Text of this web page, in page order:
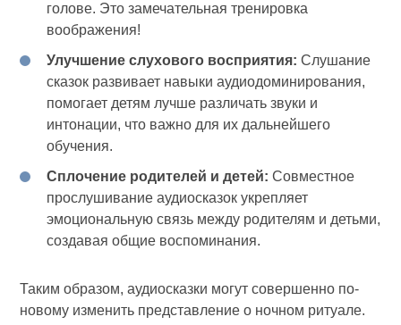
голове. Это замечательная тренировка
воображения!
Улучшение слухового восприятия: Слушание
сказок развивает навыки аудиодоминирования,
помогает детям лучше различать звуки и
интонации, что важно для их дальнейшего
обучения.
Сплочение родителей и детей: Совместное
прослушивание аудиосказок укрепляет
эмоциональную связь между родителям и детьми,
создавая общие воспоминания.
Таким образом, аудиосказки могут совершенно по-
новому изменить представление о ночном ритуале.